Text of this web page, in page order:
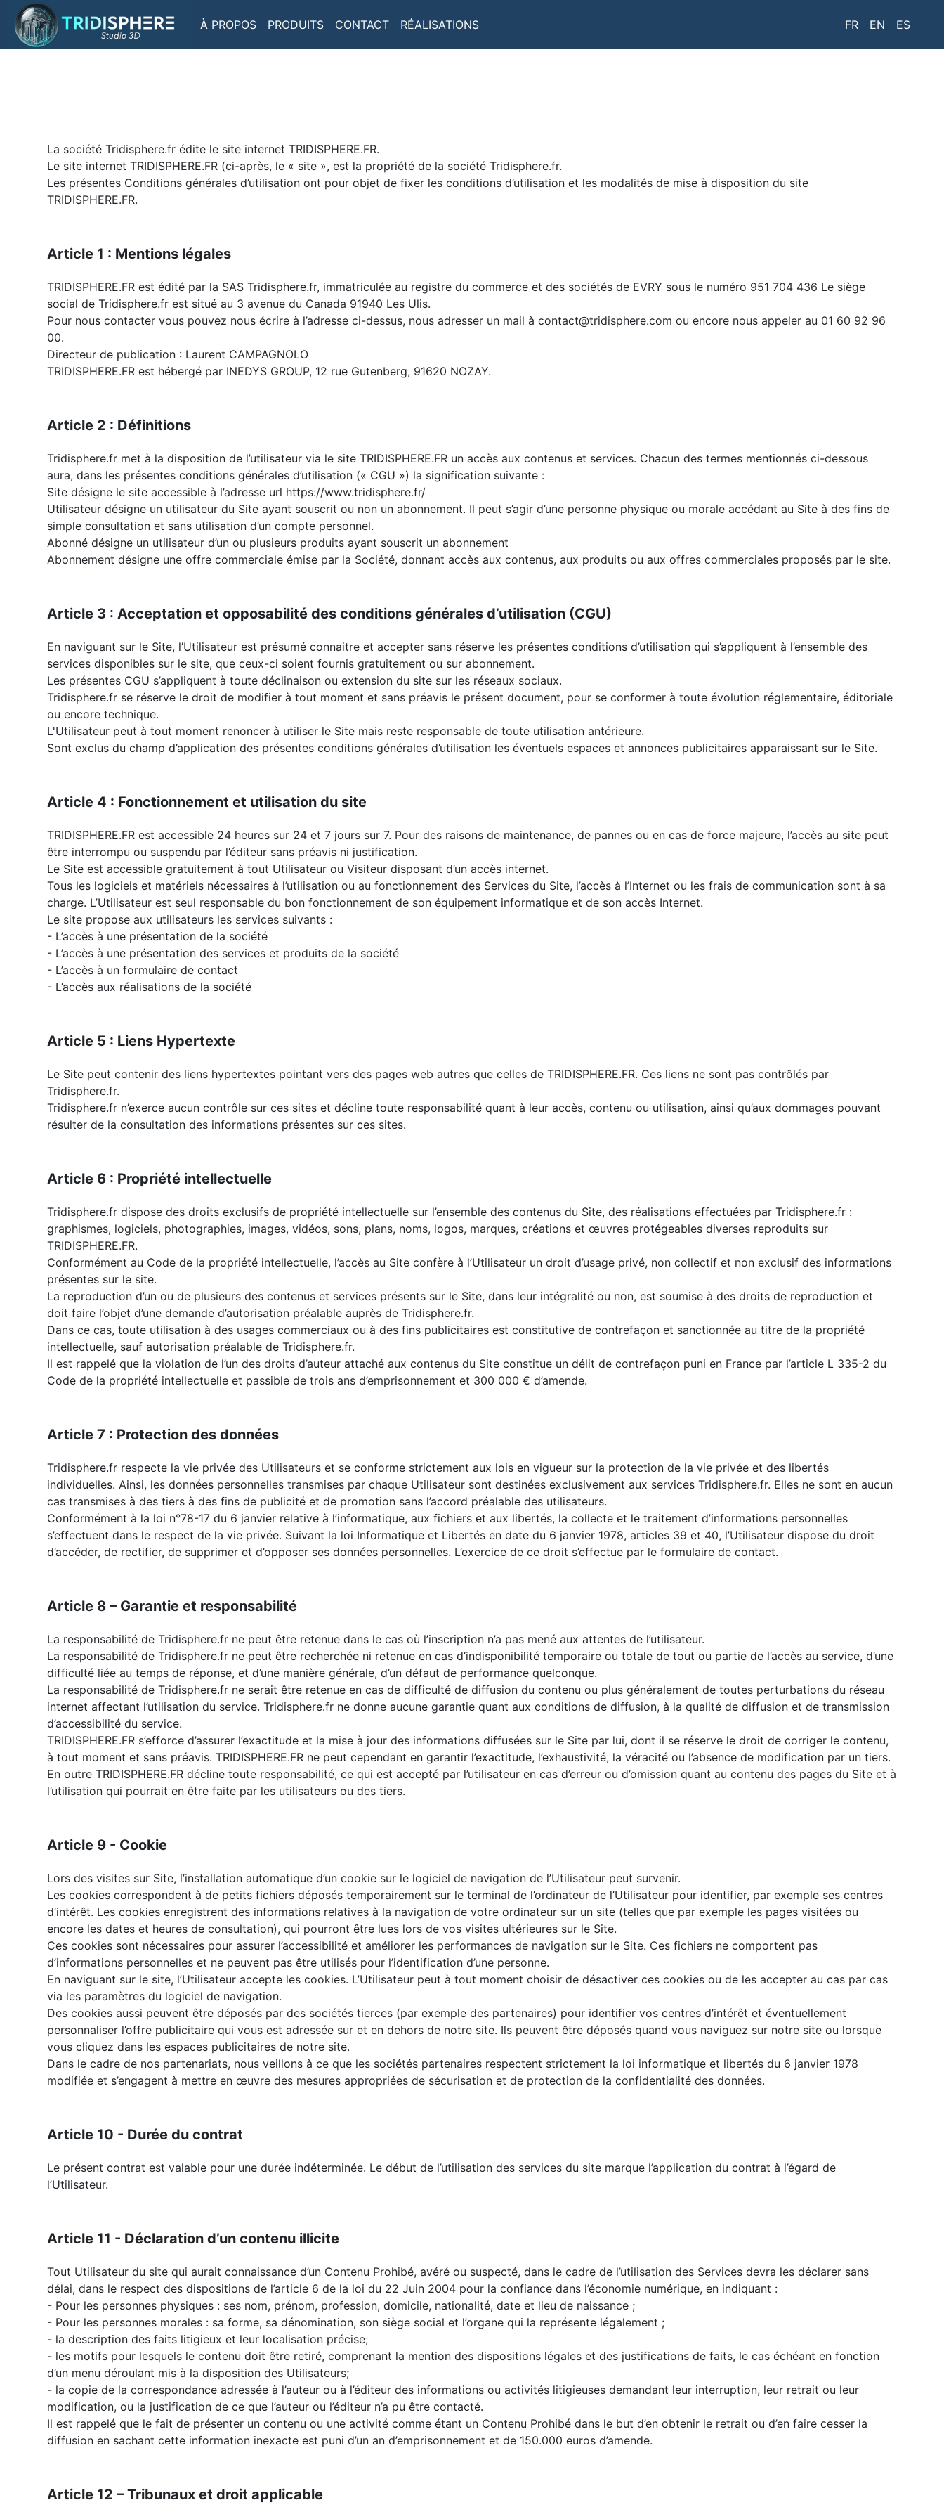
À PROPOS PRODUITS CONTACT RÉALISATIONS FR EN ES
La société Tridisphere.fr édite le site internet TRIDISPHERE.FR.
Le site internet TRIDISPHERE.FR (ci-après, le « site », est la propriété de la société Tridisphere.fr.
Les présentes Conditions générales d’utilisation ont pour objet de fixer les conditions d’utilisation et les modalités de mise à disposition du site
TRIDISPHERE.FR.
Article 1 : Mentions légales
TRIDISPHERE.FR est édité par la SAS Tridisphere.fr, immatriculée au registre du commerce et des sociétés de EVRY sous le numéro 951 704 436 Le siège
social de Tridisphere.fr est situé au 3 avenue du Canada 91940 Les Ulis.
Pour nous contacter vous pouvez nous écrire à l’adresse ci-dessus, nous adresser un mail à contact@tridisphere.com ou encore nous appeler au 01 60 92 96
00.
Directeur de publication : Laurent CAMPAGNOLO
TRIDISPHERE.FR est hébergé par INEDYS GROUP, 12 rue Gutenberg, 91620 NOZAY.
Article 2 : Définitions
Tridisphere.fr met à la disposition de l’utilisateur via le site TRIDISPHERE.FR un accès aux contenus et services. Chacun des termes mentionnés ci-dessous
aura, dans les présentes conditions générales d’utilisation (« CGU ») la signification suivante :
Site désigne le site accessible à l’adresse url https://www.tridisphere.fr/
Utilisateur désigne un utilisateur du Site ayant souscrit ou non un abonnement. Il peut s’agir d’une personne physique ou morale accédant au Site à des fins de
simple consultation et sans utilisation d’un compte personnel.
Abonné désigne un utilisateur d’un ou plusieurs produits ayant souscrit un abonnement
Abonnement désigne une offre commerciale émise par la Société, donnant accès aux contenus, aux produits ou aux offres commerciales proposés par le site.
Article 3 : Acceptation et opposabilité des conditions générales d’utilisation (CGU)
En naviguant sur le Site, l’Utilisateur est présumé connaitre et accepter sans réserve les présentes conditions d’utilisation qui s’appliquent à l’ensemble des
services disponibles sur le site, que ceux-ci soient fournis gratuitement ou sur abonnement.
Les présentes CGU s’appliquent à toute déclinaison ou extension du site sur les réseaux sociaux.
Tridisphere.fr se réserve le droit de modifier à tout moment et sans préavis le présent document, pour se conformer à toute évolution réglementaire, éditoriale
ou encore technique.
L'Utilisateur peut à tout moment renoncer à utiliser le Site mais reste responsable de toute utilisation antérieure.
Sont exclus du champ d’application des présentes conditions générales d’utilisation les éventuels espaces et annonces publicitaires apparaissant sur le Site.
Article 4 : Fonctionnement et utilisation du site
TRIDISPHERE.FR est accessible 24 heures sur 24 et 7 jours sur 7. Pour des raisons de maintenance, de pannes ou en cas de force majeure, l’accès au site peut
être interrompu ou suspendu par l’éditeur sans préavis ni justification.
Le Site est accessible gratuitement à tout Utilisateur ou Visiteur disposant d’un accès internet.
Tous les logiciels et matériels nécessaires à l’utilisation ou au fonctionnement des Services du Site, l’accès à l’Internet ou les frais de communication sont à sa
charge. L’Utilisateur est seul responsable du bon fonctionnement de son équipement informatique et de son accès Internet.
Le site propose aux utilisateurs les services suivants :
- L’accès à une présentation de la société
- L’accès à une présentation des services et produits de la société
- L’accès à un formulaire de contact
- L’accès aux réalisations de la société
Article 5 : Liens Hypertexte
Le Site peut contenir des liens hypertextes pointant vers des pages web autres que celles de TRIDISPHERE.FR. Ces liens ne sont pas contrôlés par
Tridisphere.fr.
Tridisphere.fr n’exerce aucun contrôle sur ces sites et décline toute responsabilité quant à leur accès, contenu ou utilisation, ainsi qu’aux dommages pouvant
résulter de la consultation des informations présentes sur ces sites.
Article 6 : Propriété intellectuelle
Tridisphere.fr dispose des droits exclusifs de propriété intellectuelle sur l’ensemble des contenus du Site, des réalisations effectuées par Tridisphere.fr :
graphismes, logiciels, photographies, images, vidéos, sons, plans, noms, logos, marques, créations et œuvres protégeables diverses reproduits sur
TRIDISPHERE.FR.
Conformément au Code de la propriété intellectuelle, l’accès au Site confère à l’Utilisateur un droit d’usage privé, non collectif et non exclusif des informations
présentes sur le site.
La reproduction d’un ou de plusieurs des contenus et services présents sur le Site, dans leur intégralité ou non, est soumise à des droits de reproduction et
doit faire l’objet d’une demande d’autorisation préalable auprès de Tridisphere.fr.
Dans ce cas, toute utilisation à des usages commerciaux ou à des fins publicitaires est constitutive de contrefaçon et sanctionnée au titre de la propriété
intellectuelle, sauf autorisation préalable de Tridisphere.fr.
Il est rappelé que la violation de l’un des droits d’auteur attaché aux contenus du Site constitue un délit de contrefaçon puni en France par l’article L 335-2 du
Code de la propriété intellectuelle et passible de trois ans d’emprisonnement et 300 000 € d’amende.
Article 7 : Protection des données
Tridisphere.fr respecte la vie privée des Utilisateurs et se conforme strictement aux lois en vigueur sur la protection de la vie privée et des libertés
individuelles. Ainsi, les données personnelles transmises par chaque Utilisateur sont destinées exclusivement aux services Tridisphere.fr. Elles ne sont en aucun
cas transmises à des tiers à des fins de publicité et de promotion sans l’accord préalable des utilisateurs.
Conformément à la loi n°78-17 du 6 janvier relative à l’informatique, aux fichiers et aux libertés, la collecte et le traitement d’informations personnelles
s’effectuent dans le respect de la vie privée. Suivant la loi Informatique et Libertés en date du 6 janvier 1978, articles 39 et 40, l’Utilisateur dispose du droit
d’accéder, de rectifier, de supprimer et d’opposer ses données personnelles. L’exercice de ce droit s’effectue par le formulaire de contact.
Article 8 – Garantie et responsabilité
La responsabilité de Tridisphere.fr ne peut être retenue dans le cas où l’inscription n’a pas mené aux attentes de l’utilisateur.
La responsabilité de Tridisphere.fr ne peut être recherchée ni retenue en cas d’indisponibilité temporaire ou totale de tout ou partie de l’accès au service, d’une
difficulté liée au temps de réponse, et d’une manière générale, d’un défaut de performance quelconque.
La responsabilité de Tridisphere.fr ne serait être retenue en cas de difficulté de diffusion du contenu ou plus généralement de toutes perturbations du réseau
internet affectant l’utilisation du service. Tridisphere.fr ne donne aucune garantie quant aux conditions de diffusion, à la qualité de diffusion et de transmission
d’accessibilité du service.
TRIDISPHERE.FR s’efforce d’assurer l’exactitude et la mise à jour des informations diffusées sur le Site par lui, dont il se réserve le droit de corriger le contenu,
à tout moment et sans préavis. TRIDISPHERE.FR ne peut cependant en garantir l’exactitude, l’exhaustivité, la véracité ou l’absence de modification par un tiers.
En outre TRIDISPHERE.FR décline toute responsabilité, ce qui est accepté par l’utilisateur en cas d’erreur ou d’omission quant au contenu des pages du Site et à
l’utilisation qui pourrait en être faite par les utilisateurs ou des tiers.
Article 9 - Cookie
Lors des visites sur Site, l’installation automatique d’un cookie sur le logiciel de navigation de l’Utilisateur peut survenir.
Les cookies correspondent à de petits fichiers déposés temporairement sur le terminal de l’ordinateur de l’Utilisateur pour identifier, par exemple ses centres
d’intérêt. Les cookies enregistrent des informations relatives à la navigation de votre ordinateur sur un site (telles que par exemple les pages visitées ou
encore les dates et heures de consultation), qui pourront être lues lors de vos visites ultérieures sur le Site.
Ces cookies sont nécessaires pour assurer l’accessibilité et améliorer les performances de navigation sur le Site. Ces fichiers ne comportent pas
d’informations personnelles et ne peuvent pas être utilisés pour l’identification d’une personne.
En naviguant sur le site, l’Utilisateur accepte les cookies. L’Utilisateur peut à tout moment choisir de désactiver ces cookies ou de les accepter au cas par cas
via les paramètres du logiciel de navigation.
Des cookies aussi peuvent être déposés par des sociétés tierces (par exemple des partenaires) pour identifier vos centres d’intérêt et éventuellement
personnaliser l’offre publicitaire qui vous est adressée sur et en dehors de notre site. Ils peuvent être déposés quand vous naviguez sur notre site ou lorsque
vous cliquez dans les espaces publicitaires de notre site.
Dans le cadre de nos partenariats, nous veillons à ce que les sociétés partenaires respectent strictement la loi informatique et libertés du 6 janvier 1978
modifiée et s’engagent à mettre en œuvre des mesures appropriées de sécurisation et de protection de la confidentialité des données.
Article 10 - Durée du contrat
Le présent contrat est valable pour une durée indéterminée. Le début de l’utilisation des services du site marque l’application du contrat à l’égard de
l’Utilisateur.
Article 11 - Déclaration d’un contenu illicite
Tout Utilisateur du site qui aurait connaissance d’un Contenu Prohibé, avéré ou suspecté, dans le cadre de l’utilisation des Services devra les déclarer sans
délai, dans le respect des dispositions de l’article 6 de la loi du 22 Juin 2004 pour la confiance dans l’économie numérique, en indiquant :
- Pour les personnes physiques : ses nom, prénom, profession, domicile, nationalité, date et lieu de naissance ;
- Pour les personnes morales : sa forme, sa dénomination, son siège social et l’organe qui la représente légalement ;
- la description des faits litigieux et leur localisation précise;
- les motifs pour lesquels le contenu doit être retiré, comprenant la mention des dispositions légales et des justifications de faits, le cas échéant en fonction
d’un menu déroulant mis à la disposition des Utilisateurs;
- la copie de la correspondance adressée à l’auteur ou à l’éditeur des informations ou activités litigieuses demandant leur interruption, leur retrait ou leur
modification, ou la justification de ce que l’auteur ou l’éditeur n’a pu être contacté.
Il est rappelé que le fait de présenter un contenu ou une activité comme étant un Contenu Prohibé dans le but d’en obtenir le retrait ou d’en faire cesser la
diffusion en sachant cette information inexacte est puni d’un an d’emprisonnement et de 150.000 euros d’amende.
Article 12 – Tribunaux et droit applicable